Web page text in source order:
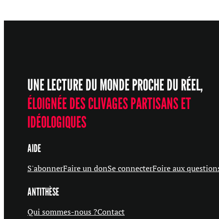
UNE LECTURE DU MONDE PROCHE DU RÉEL,
ÉLOIGNÉE DES CLIVAGES PARTISANS ET
IDÉOLOGIQUES
AIDE
S'abonnerFaire un donSe connecterFoire aux
ANTITHÈSE
Qui sommes-nous ?Contact